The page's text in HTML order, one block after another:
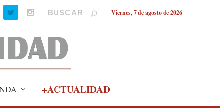
Viernes, 7 de agosto de 2026
+ACTUALIDAD
PUBLICIDAD